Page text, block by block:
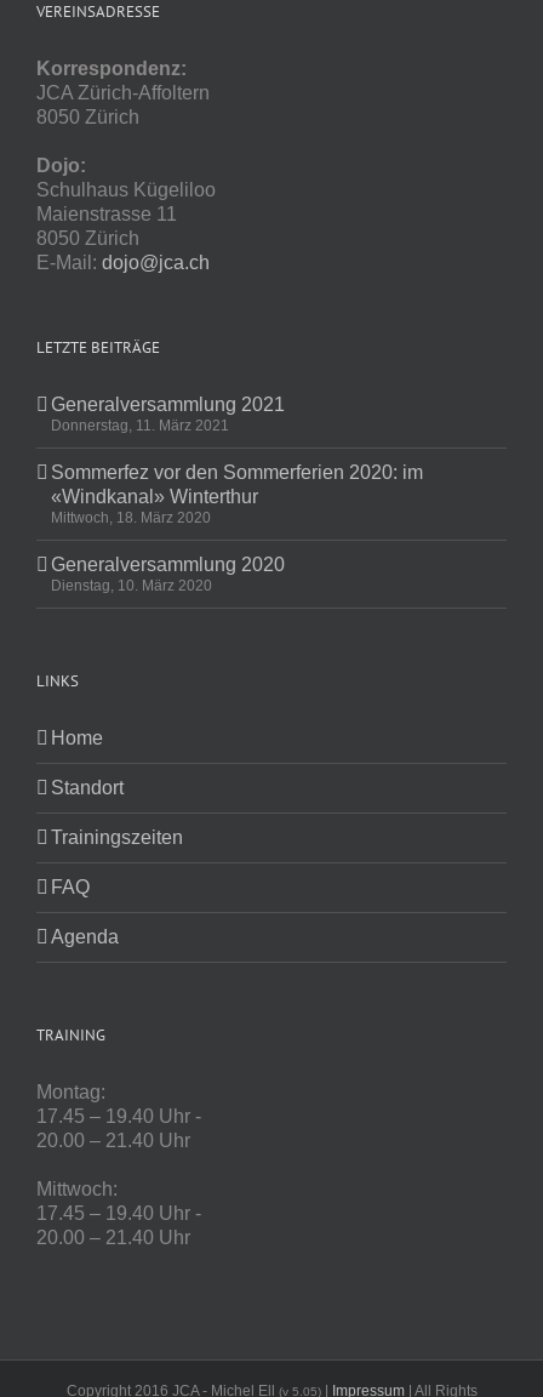
VEREINSADRESSE
Korrespondenz:
JCA Zürich-Affoltern
8050 Zürich
Dojo:
Schulhaus Kügeliloo
Maienstrasse 11
8050 Zürich
E-Mail: dojo@jca.ch
LETZTE BEITRÄGE
Generalversammlung 2021
Donnerstag, 11. März 2021
Sommerfez vor den Sommerferien 2020: im
«Windkanal» Winterthur
Mittwoch, 18. März 2020
Generalversammlung 2020
Dienstag, 10. März 2020
LINKS
Home
Standort
Trainingszeiten
FAQ
Agenda
TRAINING
Montag:
17.45 – 19.40 Uhr -
20.00 – 21.40 Uhr
Mittwoch:
17.45 – 19.40 Uhr -
20.00 – 21.40 Uhr
Copyright 2016 JCA - Michel Ell (v 5.05)| Impressum| All Rights